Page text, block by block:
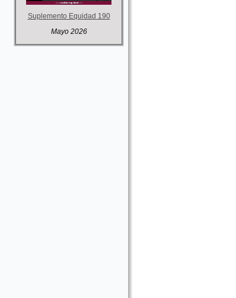
Suplemento Equidad 190
Mayo 2026